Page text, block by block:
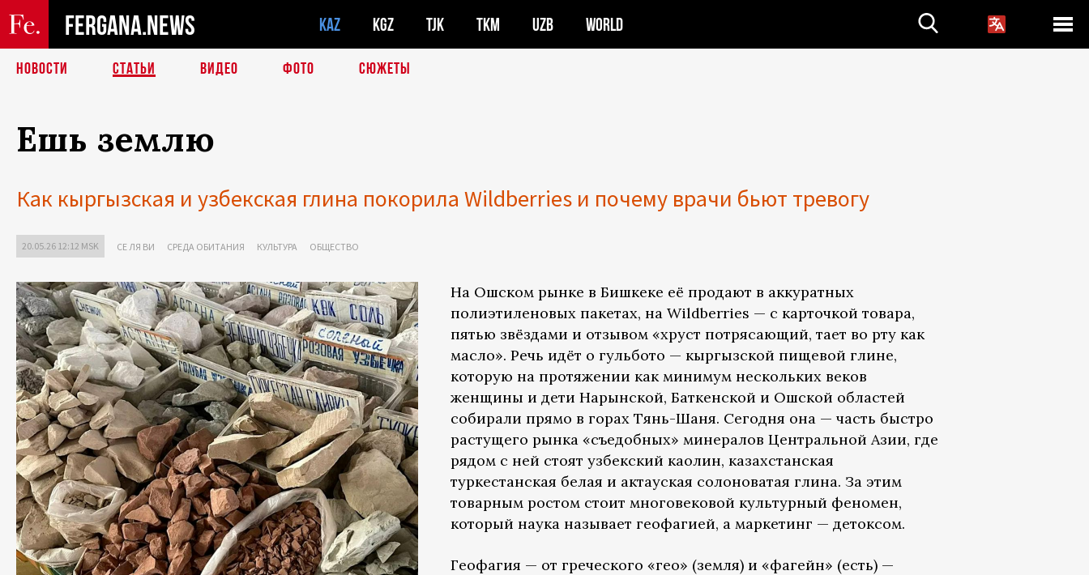
FERGANA.NEWS KAZ KGZ TJK TKM UZB WORLD
НОВОСТИ СТАТЬИ ВИДЕО ФОТО СЮЖЕТЫ
Ешь землю
Как кыргызская и узбекская глина покорила Wildberries и почему врачи бьют тревогу
20.05.26 12:12 MSK СЕ ЛЯ ВИ СРЕДА ОБИТАНИЯ КУЛЬТУРА ОБЩЕСТВО
На Ошском рынке в Бишкеке её продают в аккуратных
полиэтиленовых пакетах, на Wildberries — с карточкой товара,
пятью звёздами и отзывом «хруст потрясающий, тает во рту как
масло». Речь идёт о гульбото — кыргызской пищевой глине,
которую на протяжении как минимум нескольких веков
женщины и дети Нарынской, Баткенской и Ошской областей
собирали прямо в горах Тянь-Шаня. Сегодня она — часть быстро
растущего рынка «съедобных» минералов Центральной Азии, где
рядом с ней стоят узбекский каолин, казахстанская
туркестанская белая и актауская солоноватая глина. За этим
товарным ростом стоит многовековой культурный феномен,
который наука называет геофагией, а маркетинг — детоксом.
Геофагия — от греческого «гео» (земля) и «фагейн» (есть) —